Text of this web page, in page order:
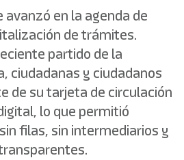
en la agenda de
de trámites.
partido de la
ciudadanas y ciudadanos
de su tarjeta de circulación
lo que permitió
filas, sin intermediarios y